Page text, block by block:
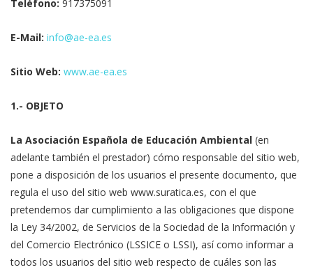
Teléfono: 917375091
E-Mail: info@ae-ea.es
Sitio Web: www.ae-ea.es
1.- OBJETO
La Asociación Española de Educación Ambiental (en
adelante también el prestador) cómo responsable del sitio web,
pone a disposición de los usuarios el presente documento, que
regula el uso del sitio web www.suratica.es, con el que
pretendemos dar cumplimiento a las obligaciones que dispone
la Ley 34/2002, de Servicios de la Sociedad de la Información y
del Comercio Electrónico (LSSICE o LSSI), así como informar a
todos los usuarios del sitio web respecto de cuáles son las